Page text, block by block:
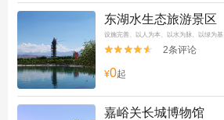
东湖水生态旅游景区
设施完善、以人为本、以水为脉、以绿为基

 2条评论
¥0起
嘉峪关长城博物馆